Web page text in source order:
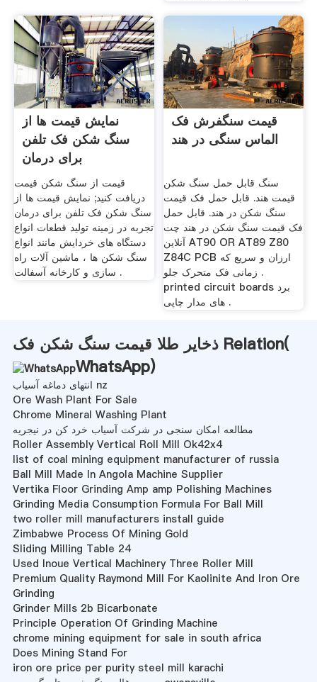
نمایش قیمت ها از
سنگ شکن فک تلفن
برای درمان
قیمت از سنگ شکن قیمت
دریافت کنید; نمایش قیمت ها از
سنگ شکن فک تلفن برای درمان
تجربه در زمینه تولید قطعات انواع
دستگاه های خردایش مانند انواع
سنگ شکن ها ، ماشین آلات راه
سازی و کارخانه آسفالت .
قیمت سنگفرش فک
الماس سنگی در هند
سنگ قابل حمل سنگ شکن
قیمت هند. قابل حمل فک قیمت
سنگ شکن در هند. قابل حمل
فک قیمت سنگ شکن در هند چت
آنلاین AT90 OR AT89 Z80
Z84C PCB ارزان و سریع که
زمانی فک متحرک جلو .
printed circuit boards برد
های مدار چاپی .
ذخایر طلا قیمت سنگ شکن فک Relation(
WhatsApp)
انتهای دماغه آسیاب nz
Ore Wash Plant For Sale
Chrome Mineral Washing Plant
مطالعه امکان سنجی در شرکت آسیاب خرد کن در نیجریه
Roller Assembly Vertical Roll Mill Ok42x4
list of coal mining equipment manufacturer of russia
Ball Mill Made In Angola Machine Supplier
Vertika Floor Grinding Amp amp Polishing Machines
Grinding Media Consumption Formula For Ball Mill
two roller mill manufacturers install guide
Zimbabwe Process Of Mining Gold
Sliding Milling Table 24
Used Inoue Vertical Machinery Three Roller Mill
Premium Quality Raymond Mill For Kaolinite And Iron Ore
Grinding
Grinder Mills 2b Bicarbonate
Principle Operation Of Grinding Machine
chrome mining equipment for sale in south africa
Does Mining Stand For
iron ore price per purity steel mill karachi